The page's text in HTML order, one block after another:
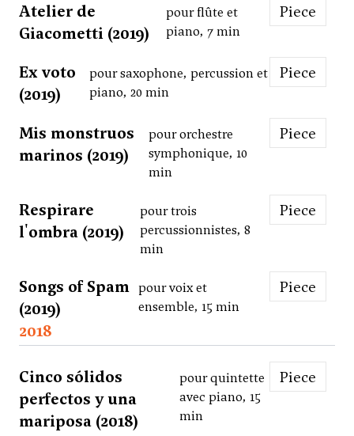
Atelier de
Giacometti (2019)
pour flûte et
piano, 7 min
Piece
Ex voto
(2019)
pour saxophone, percussion et
piano, 20 min
Piece
Mis monstruos
marinos (2019)
pour orchestre
symphonique, 10
min
Piece
Respirare
l'ombra (2019)
pour trois
percussionnistes, 8
min
Piece
Songs of Spam
(2019)
pour voix et
ensemble, 15 min
Piece
2018
Cinco sólidos
perfectos y una
mariposa (2018)
pour quintette
avec piano, 15
min
Piece